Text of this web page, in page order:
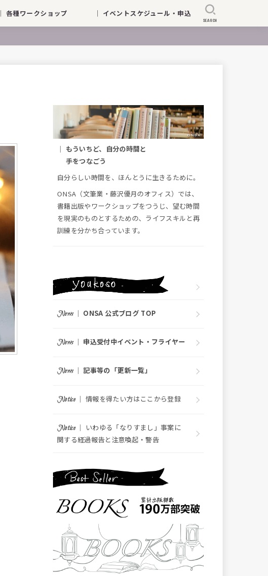
｜ 各種ワークショップ ｜ イベントスケジュール・申込
SEARCH
｜ もういちど、自分の時間と
手をつなごう
自分らしい時間を、ほんとうに生きるために。
ONSA（文筆業・藤沢優月のオフィス）では、
書籍出版やワークショップをつうじ、望む時間
を現実のものとするための、ライフスキルと再
訓練を分かち合っています。
News ｜ ONSA 公式ブログ TOP
News ｜ 申込受付中イベント・フライヤー
News ｜記事等の「更新一覧」
Notice｜ 情報を得たい方はここから登録
Notice｜ いわゆる「なりすまし」事案に
関する経過報告と注意喚起・警告